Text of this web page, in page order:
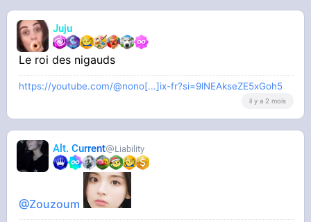
Juju
Le roi des nigauds
https://youtube.com/@nono[...]ix-fr?si=9lNEAkseZE5xGoh5
il y a 2 mois
Alt. Current Liability
@Zouzoum